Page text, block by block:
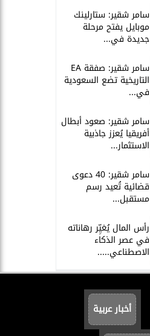
سامر شقير: ستارلينك
موبايل يفتح مرحلة
جديدة في...
سامر شقير: صفقة EA
التاريخية تضع السعودية
في...
سامر شقير: صعود أبطال
أفريقيا يُعزز جاذبية
الاستثمار...
سامر شقير: 40 دعوى
قضائية تُعيد رسم
مستقبل...
رأس المال يُغيِّر رهاناته
في عصر الذكاء
الاصطناعي.....
أخبار عربية